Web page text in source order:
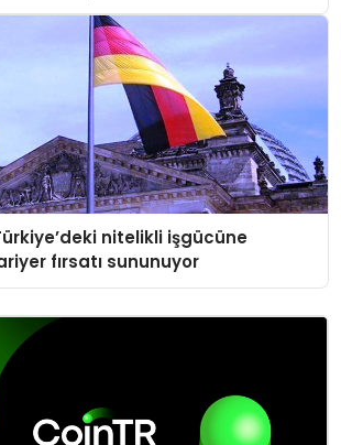
nitelikli işgücüne
fırsatı sununuyor